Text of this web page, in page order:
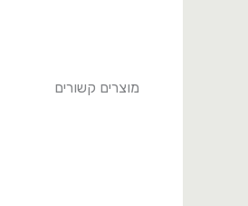
מוצרים קשורים